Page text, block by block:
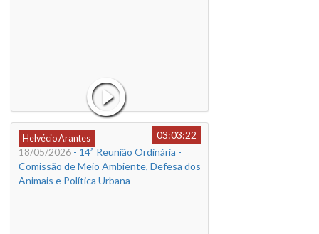
Helvécio Arantes
03:03:22
18/05/2026 - 14ª Reunião Ordinária -
Comissão de Meio Ambiente, Defesa dos
Animais e Política Urbana